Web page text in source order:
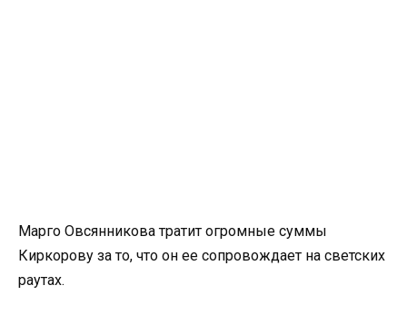
Марго Овсянникова тратит огромные суммы
Киркорову за то, что он ее сопровождает на светских
раутах.